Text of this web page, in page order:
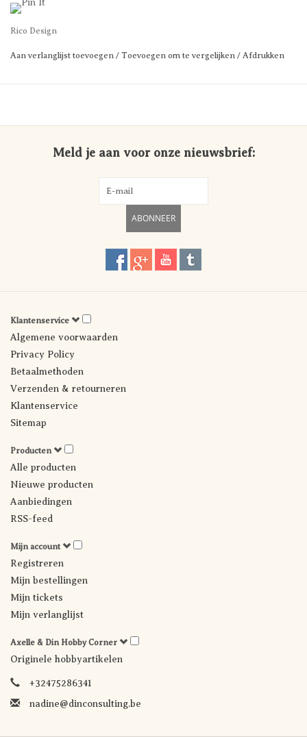
Rico Design
Aan verlanglijst toevoegen / Toevoegen om te vergelijken / Afdrukken
Meld je aan voor onze nieuwsbrief:
ABONNEER
Klantenservice
Algemene voorwaarden
Privacy Policy
Betaalmethoden
Verzenden & retourneren
Klantenservice
Sitemap
Producten
Alle producten
Nieuwe producten
Aanbiedingen
RSS-feed
Mijn account
Registreren
Mijn bestellingen
Mijn tickets
Mijn verlanglijst
Axelle & Din Hobby Corner
Originele hobbyartikelen
+32475286341
nadine@dinconsulting.be